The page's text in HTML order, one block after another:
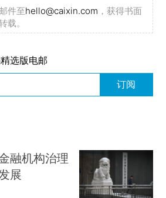
件至hello@caixin.com ，获得书面
载。
选版电邮
订阅
融机构治理
展